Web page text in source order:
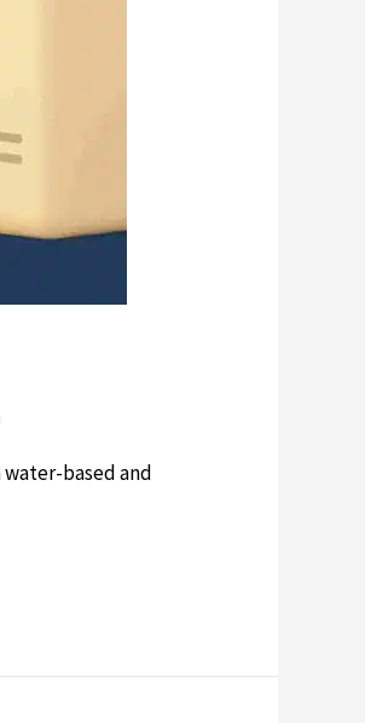
based and